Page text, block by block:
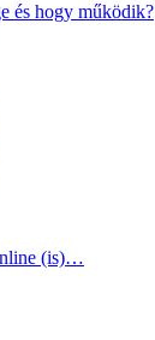
és hogy működik?
(is)…